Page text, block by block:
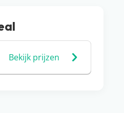
Bekijk prijzen